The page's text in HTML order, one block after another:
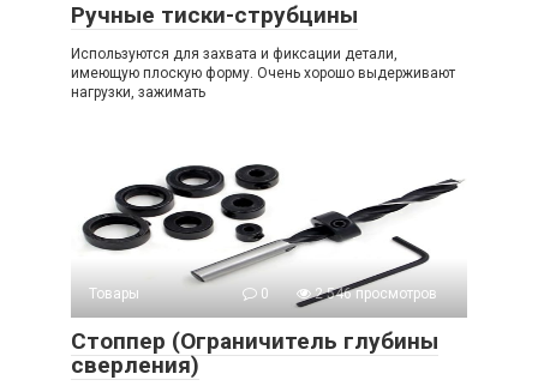
Ручные тиски-струбцины
Используются для захвата и фиксации детали,
имеющую плоскую форму. Очень хорошо выдерживают
нагрузки, зажимать
Товары 0 2 546 просмотров
Стоппер (Ограничитель глубины
сверления)